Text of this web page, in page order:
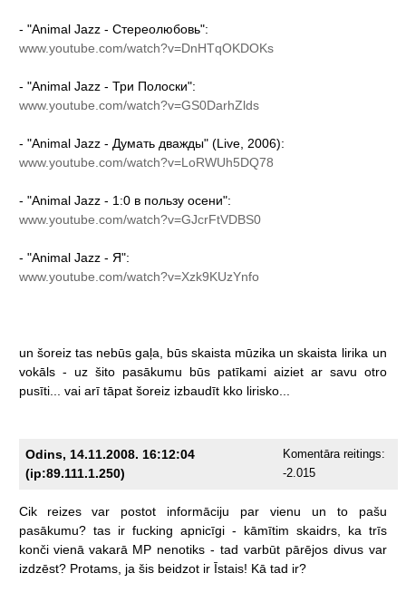
- "Animal Jazz - Стереолюбовь":
www.youtube.com/watch?v=DnHTqOKDOKs
- "Animal Jazz - Три Полоски":
www.youtube.com/watch?v=GS0DarhZlds
- "Animal Jazz - Думать дважды" (Live, 2006):
www.youtube.com/watch?v=LoRWUh5DQ78
- "Animal Jazz - 1:0 в пользу осени":
www.youtube.com/watch?v=GJcrFtVDBS0
- "Animal Jazz - Я":
www.youtube.com/watch?v=Xzk9KUzYnfo
un šoreiz tas nebūs gaļa, būs skaista mūzika un skaista lirika un
vokāls - uz šito pasākumu būs patīkami aiziet ar savu otro
pusīti...
vai arī tāpat šoreiz izbaudīt kko lirisko...
Odins, 14.11.2008. 16:12:04
(ip:89.111.1.250)
Komentāra reitings:
-2.015
Cik reizes var postot informāciju par vienu un to
pašu
pasākumu? tas ir fucking apnicīgi - kāmītim skaidrs, ka trīs
konči vienā vakarā MP nenotiks - tad varbūt pārējos divus var
izdzēst? Protams, ja šis beidzot ir Īstais! Kā tad ir?